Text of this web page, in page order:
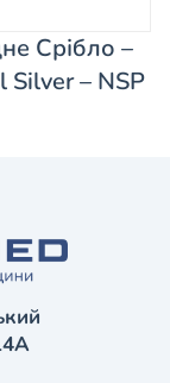
Срібло –
Silver – NSP